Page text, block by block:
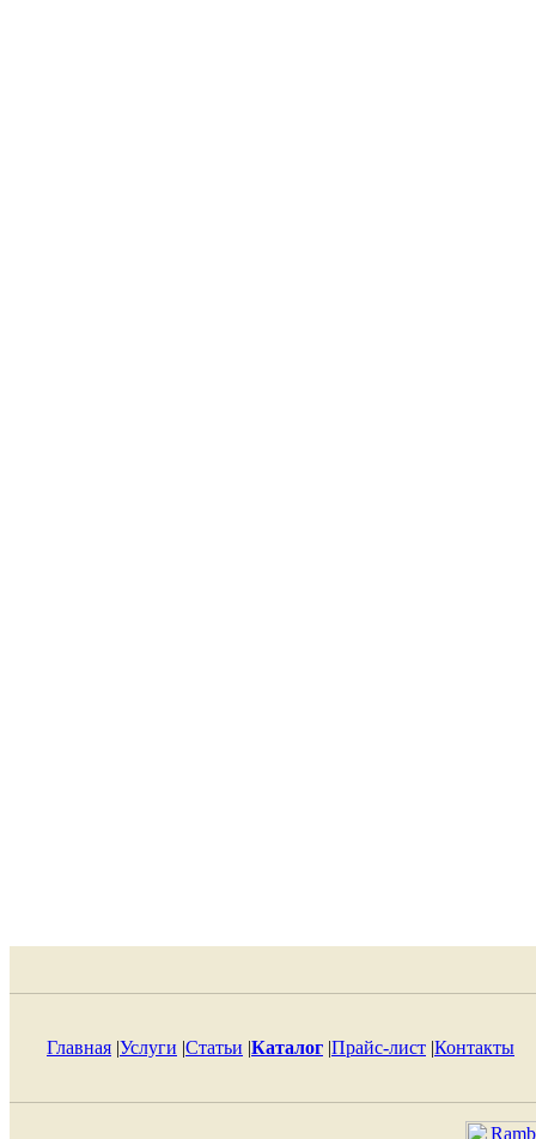
Главная |Услуги |Статьи |Каталог |Прайс-лист |Контакты